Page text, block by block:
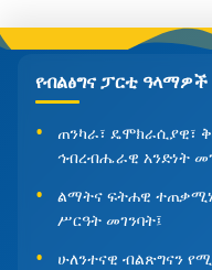
የብልፅግና ፓርቲ ዓላማዎች
ጠንካራ፣ ዴሞክራሲያዊ፣
ኅብረብሔራዊ አንድነት
ልማትና ፍትሐዊ
ሥርዓት መገንባት፤
ሁለንተናዊ ብልጽግናን